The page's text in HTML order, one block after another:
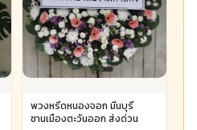
พวงหรีดหนองจอก มีนบุรี
ชานเมืองตะวันออก ส่งด่วน